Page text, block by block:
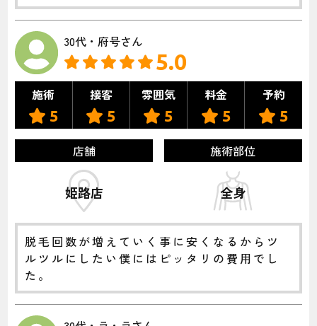
30代・府号さん
5.0
施術
5
接客
5
雰囲気
5
料金
5
予約
5
店舗
姫路店
施術部位
全身
脱毛回数が増えていく事に安くなるからツ
ルツルにしたい僕にはピッタリの費用でし
た。